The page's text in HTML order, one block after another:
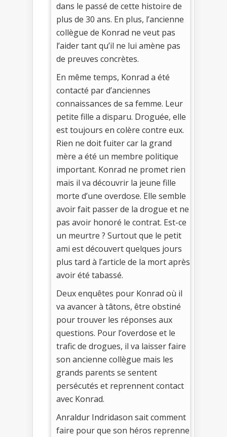
dans le passé de cette histoire de
plus de 30 ans. En plus, l’ancienne
collègue de Konrad ne veut pas
l’aider tant qu’il ne lui amène pas
de preuves concrètes.
En même temps, Konrad a été
contacté par d’anciennes
connaissances de sa femme. Leur
petite fille a disparu. Droguée, elle
est toujours en colère contre eux.
Rien ne doit fuiter car la grand
mère a été un membre politique
important. Konrad ne promet rien
mais il va découvrir la jeune fille
morte d’une overdose. Elle semble
avoir fait passer de la drogue et ne
pas avoir honoré le contrat. Est-ce
un meurtre ? Surtout que le petit
ami est découvert quelques jours
plus tard à l’article de la mort après
avoir été tabassé.
Deux enquêtes pour Konrad où il
va avancer à tâtons, être obstiné
pour trouver les réponses aux
questions. Pour l’overdose et le
trafic de drogues, il va laisser faire
son ancienne collègue mais les
grands parents se sentent
persécutés et reprennent contact
avec Konrad.
Anraldur Indridason sait comment
faire pour que son héros reprenne